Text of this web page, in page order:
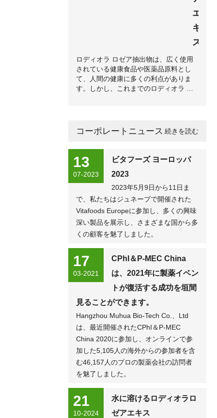
エ
キ
ス
ロディオラ ロゼア抽出物は、広く使用
されている健康食品や医薬品原料とし
て、人間の健康に多くの利点がありま
す。しかし、これまでのロディオラ ロ
ィオラ ロゼア抽出物の開発と製造にお
いて長年の経験を持っています。一連の
オラ ロゼア抽出物を発売しました。こ
れは、ロディオラ ロゼア抽出物を飲料
やその他の製品に組み込むことができる
ことを意味します。この新しい水溶性ロ
ディオラの真の革新は、実際の植物の根
から抽出したロザビンとサリドロシドを
含む抽出物を、通常は難しい飲料カテゴ
リーに簡単に配合できることです。これ
により、製品開発がより迅速かつ費用対
コーポレートニュース 続きを読む
13
07-2023
ビタフーズ ヨーロッパ
2023
2023年5月9日から11日ま
で、私たちはジュネーブで開催された
Vitafoods Europeに参加し、多くの興味
深い製品を展示し、さまざまな国から多
くの顧客を魅了しました。
17
03-2021
CPhI＆P-MEC China
は、2021年に製薬イベン
トが復活する成功を垣間
見ることができます。
Hangzhou Muhua Bio-Tech Co.、Ltd
は、最近開催されたCPhI＆P-MEC
China 2020に参加し、オンラインで参
加した5,105人の海外からの参加者を含
む46,157人のプロの製薬会社の訪問者
を魅了しました。
21
10-2024
水に溶けるロディオラロ
ゼアエキス